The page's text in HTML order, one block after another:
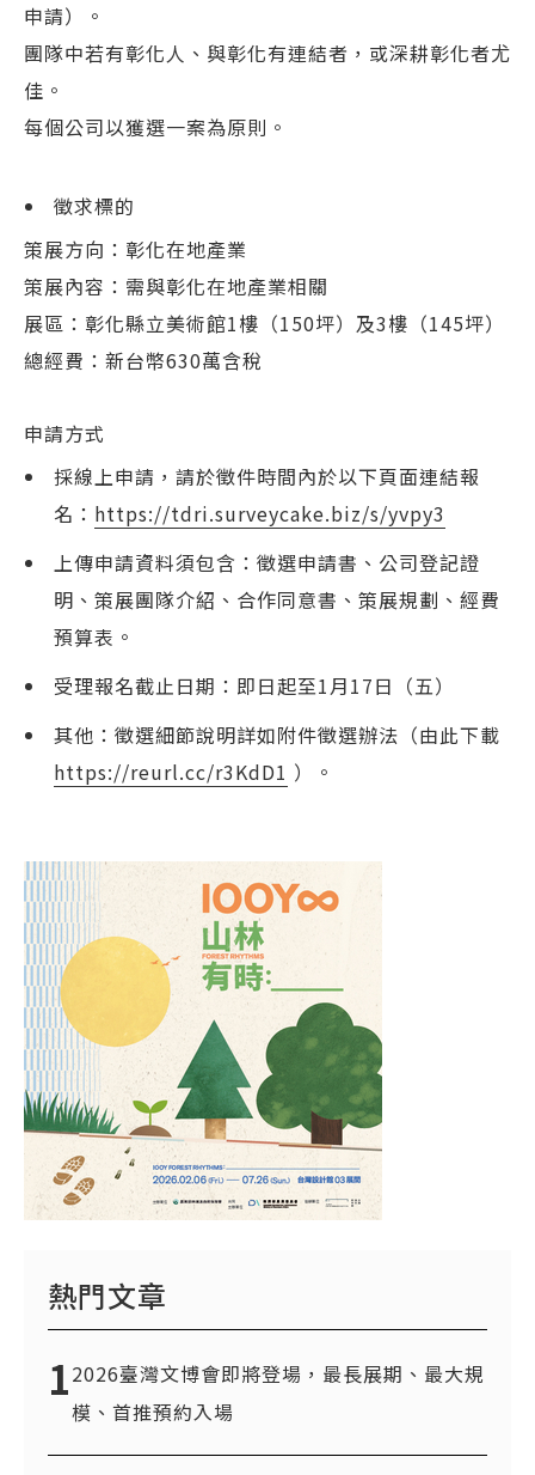
申請）。
團隊中若有彰化人、與彰化有連結者，或深耕彰化者尤
佳。
每個公司以獲選一案為原則。
徵求標的
策展方向：彰化在地產業
策展內容：需與彰化在地產業相關
展區：彰化縣立美術館1樓（150坪）及3樓（145坪）
總經費：新台幣630萬含稅
申請方式
採線上申請，請於徵件時間內於以下頁面連結報
名： https://tdri.surveycake.biz/s/yvpy3
上傳申請資料須包含：徵選申請書、公司登記證
明、策展團隊介紹、合作同意書、策展規劃、經費
預算表。
受理報名截止日期：即日起至1月17日（五）
其他：徵選細節說明詳如附件徵選辦法（由此下載
https://reurl.cc/r3KdD1 ）。
熱門文章
12026臺灣文博會即將登場，最長展期、最大規
模、首推預約入場